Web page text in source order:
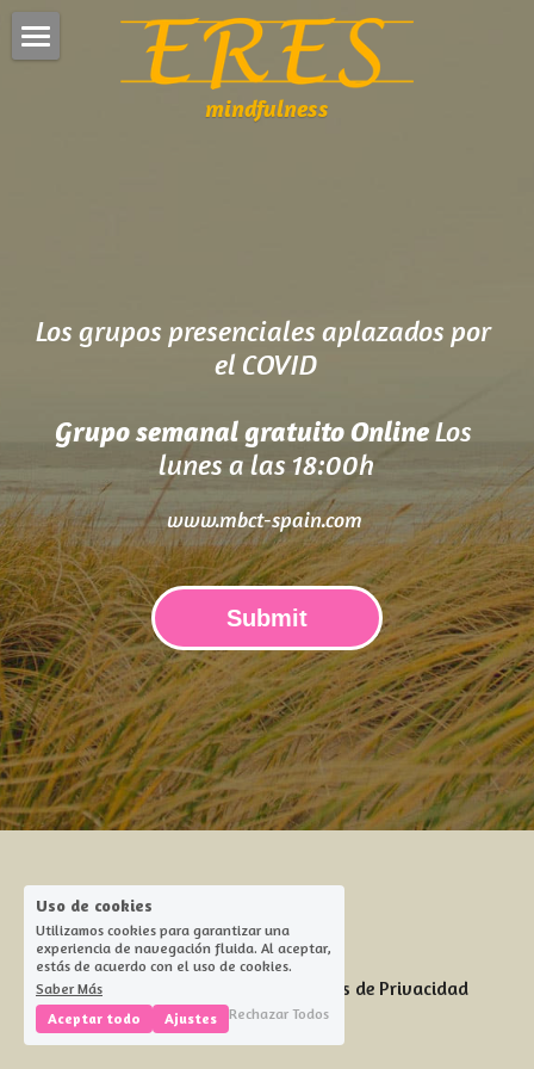
mindfulness
Sobre mí y el centro
Investigación
El Centro Eres
¿Qué es Mindfulness?
Blog
Los grupos presenciales aplazados por
el COVID
Grupo semanal gratuito Online Los
lunes a las 18:00h
www.mbct-spain.com
Submit
Términos y Condiciones Políticas de Privacidad
CATEGORÍAS DE BLOG
Todas las Categorías
Uso de cookies
Utilizamos cookies para garantizar una
experiencia de navegación fluida. Al aceptar,
estás de acuerdo con el uso de cookies.
Saber Más
Aceptar todo
Ajustes Rechazar Todos